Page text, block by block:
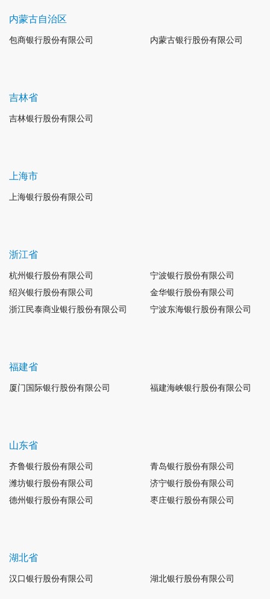
内蒙古自治区
包商银行股份有限公司 内蒙古银行股份有限公司
吉林省
吉林银行股份有限公司
上海市
上海银行股份有限公司
浙江省
杭州银行股份有限公司
宁波银行股份有限公司
绍兴银行股份有限公司
金华银行股份有限公司
浙江民泰商业银行股份有限公司
宁波东海银行股份有限公司
福建省
厦门国际银行股份有限公司 福建海峡银行股份有限公司
山东省
齐鲁银行股份有限公司
青岛银行股份有限公司
潍坊银行股份有限公司
济宁银行股份有限公司
德州银行股份有限公司
枣庄银行股份有限公司
湖北省
汉口银行股份有限公司 湖北银行股份有限公司